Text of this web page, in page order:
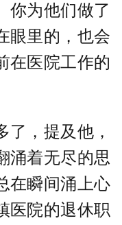
你为他们做了
眼里的，也会
在医院工作的
，提及他，
涌着无尽的思
在瞬间涌上心
医院的退休职